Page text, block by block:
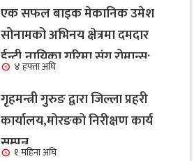
एक सफल बाइक मेकानिक उमेश
सोनामको अभिनय क्षेत्रमा दमदार
ईन्ट्री,नायिका गरिमा संग रोमान्स:
हेर्नुहोस भिडियो ।
४ हफ्ता अघि
गृहमन्त्री गुरुङ द्वारा जिल्ला प्रहरी
कार्यालय,मोरङको निरीक्षण कार्य
सम्पन्न१ महिना अघि